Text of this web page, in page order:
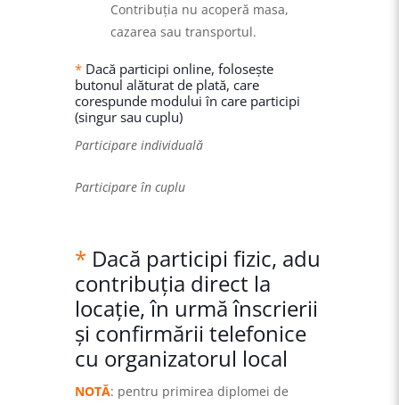
Contribuția nu acoperă masa,
cazarea sau transportul.
* Dacă participi online, folosește
butonul alăturat de plată, care
corespunde modului în care participi
(singur sau cuplu)
Participare individuală
Participare în cuplu
* Dacă participi fizic, adu
contribuția direct la
locație, în urmă înscrierii
și confirmării telefonice
cu organizatorul local
NOTĂ: pentru primirea diplomei de